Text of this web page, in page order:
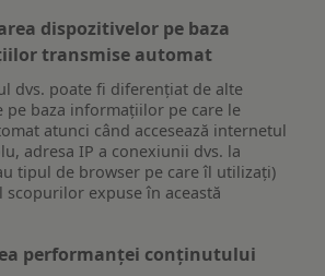
dispozitivelor pe baza
transmise automat
dvs. poate fi diferențiat de alte
pe baza informațiilor pe care le
atunci când accesează internetul
adresa IP a conexiunii dvs. la
tipul de browser pe care îl utilizați)
expuse în această
performanței conținutului